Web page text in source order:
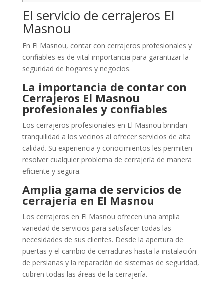
El servicio de cerrajeros El
Masnou
En El Masnou, contar con cerrajeros profesionales y
confiables es de vital importancia para garantizar la
seguridad de hogares y negocios.
La importancia de contar con
Cerrajeros El Masnou
profesionales y confiables
Los cerrajeros profesionales en El Masnou brindan
tranquilidad a los vecinos al ofrecer servicios de alta
calidad. Su experiencia y conocimientos les permiten
resolver cualquier problema de cerrajería de manera
eficiente y segura.
Amplia gama de servicios de
cerrajería en El Masnou
Los cerrajeros en El Masnou ofrecen una amplia
variedad de servicios para satisfacer todas las
necesidades de sus clientes. Desde la apertura de
puertas y el cambio de cerraduras hasta la instalación
de persianas y la reparación de sistemas de seguridad,
cubren todas las áreas de la cerrajería.